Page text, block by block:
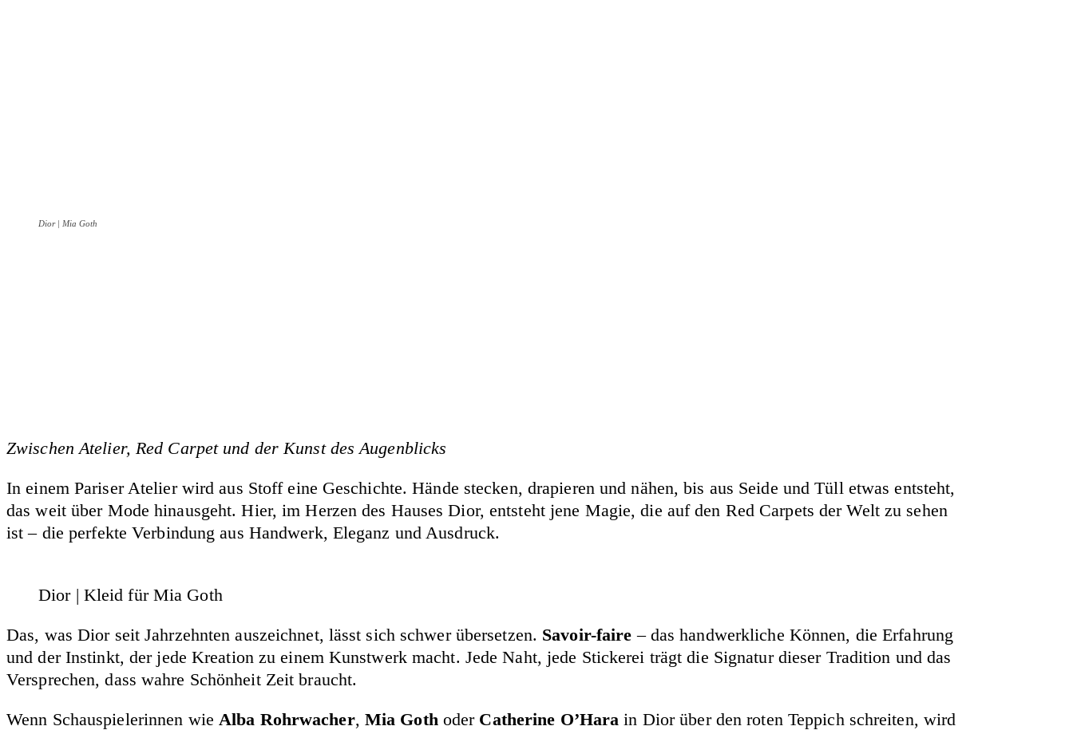
Dior | Mia Goth
Zwischen Atelier, Red Carpet und der Kunst des Augenblicks
In einem Pariser Atelier wird aus Stoff eine Geschichte. Hände stecken, drapieren und nähen, bis aus Seide und Tüll etwas entsteht,
das weit über Mode hinausgeht. Hier, im Herzen des Hauses Dior, entsteht jene Magie, die auf den Red Carpets der Welt zu sehen
ist – die perfekte Verbindung aus Handwerk, Eleganz und Ausdruck.
Dior | Kleid für Mia Goth
Das, was Dior seit Jahrzehnten auszeichnet, lässt sich schwer übersetzen. Savoir-faire – das handwerkliche Können, die Erfahrung
und der Instinkt, der jede Kreation zu einem Kunstwerk macht. Jede Naht, jede Stickerei trägt die Signatur dieser Tradition und das
Versprechen, dass wahre Schönheit Zeit braucht.
Wenn Schauspielerinnen wie Alba Rohrwacher, Mia Goth oder Catherine O’Hara in Dior über den roten Teppich schreiten, wird